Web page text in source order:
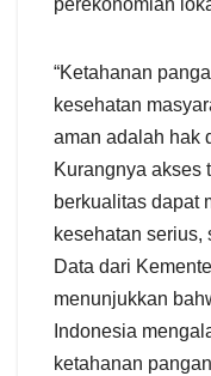
perekonomian
“Ketahanan
kesehatan
aman adalah hak
Kurangnya akses
berkualitas dapat
kesehatan serius,
Data dari
menunjukkan
Indonesia
ketahanan